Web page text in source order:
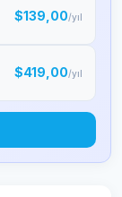
$139,00/yıl
$419,00/yıl